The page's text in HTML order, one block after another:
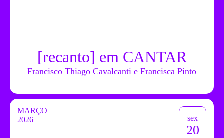
[recanto] em CANTAR
Francisco Thiago Cavalcanti e Francisca Pinto
MARÇO
2026
sex
20